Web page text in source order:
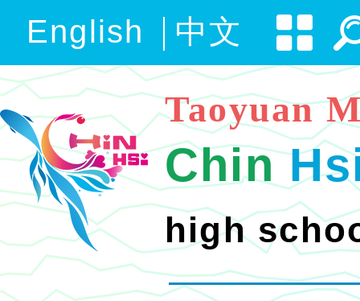
English 中文
Taoyuan
Chin
high